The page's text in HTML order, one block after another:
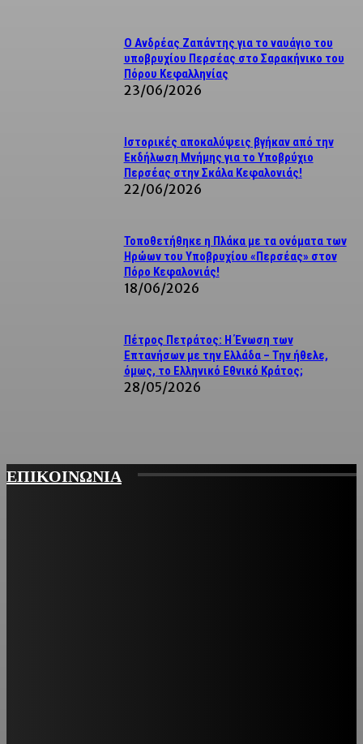
Ο Ανδρέας Ζαπάντης για το ναυάγιο του
υποβρυχίου Περσέας στο Σαρακήνικο του
Πόρου Κεφαλληνίας
23/06/2026
Ιστορικές αποκαλύψεις βγήκαν από την
Εκδήλωση Μνήμης για το Υποβρύχιο
Περσέας στην Σκάλα Κεφαλονιάς!
22/06/2026
Τοποθετήθηκε η Πλάκα με τα ονόματα των
Ηρώων του Υποβρυχίου «Περσέας» στον
Πόρο Κεφαλονιάς!
18/06/2026
Πέτρος Πετράτος: Η Ένωση των
Επτανήσων με την Ελλάδα – Την ήθελε,
όμως, το Ελληνικό Εθνικό Κράτος;
28/05/2026
ΕΠΙΚΟΙΝΩΝΙΑ